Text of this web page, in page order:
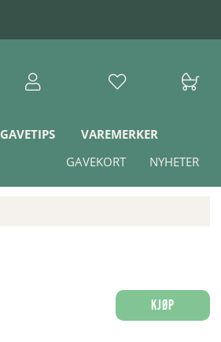
GAVETIPS
VAREMERKER
NYHETER
GAVEKORT
Kjøp